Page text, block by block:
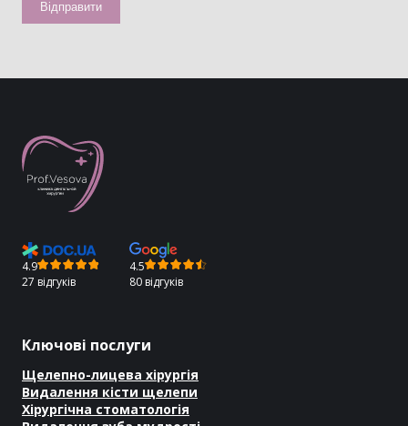
4.9
27 відгуків
4.5
80 відгуків
Ключові послуги
Щелепно-лицева хірургія
Видалення кісти щелепи
Хірургічна стоматологія